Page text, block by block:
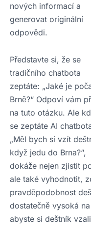
nových informací a
generovat originální
odpovědi.
Představte si, že se
tradičního chatbota
zeptáte: „Jaké je
Brně?“ Odpoví vám
na tuto otázku. Ale
se zeptáte AI
„Měl bych si vzít
když jedu do Brna?“,
dokáže nejen zjistit
ale také vyhodnotit,
pravděpodobnost
dostatečně vysoká
abyste si deštník